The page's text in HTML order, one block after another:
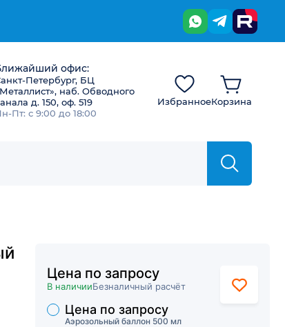
офис:
Петербург, БЦ
наб. Обводного
д. 150, оф. 519
Пт: с 9:00 до 18:00
ИзбранноеКорзина
Цена по запросу
В наличииБезналичный расчёт
Торговые предложения
Аэрозольный баллон 500 мл
Цена по запросу